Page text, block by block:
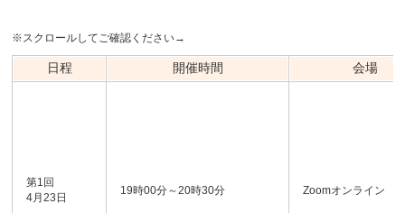
※スクロールしてご確認ください→
日程 開催時間 会場
第1回
4月23日
19時00分～20時30分 Zoomオンライン